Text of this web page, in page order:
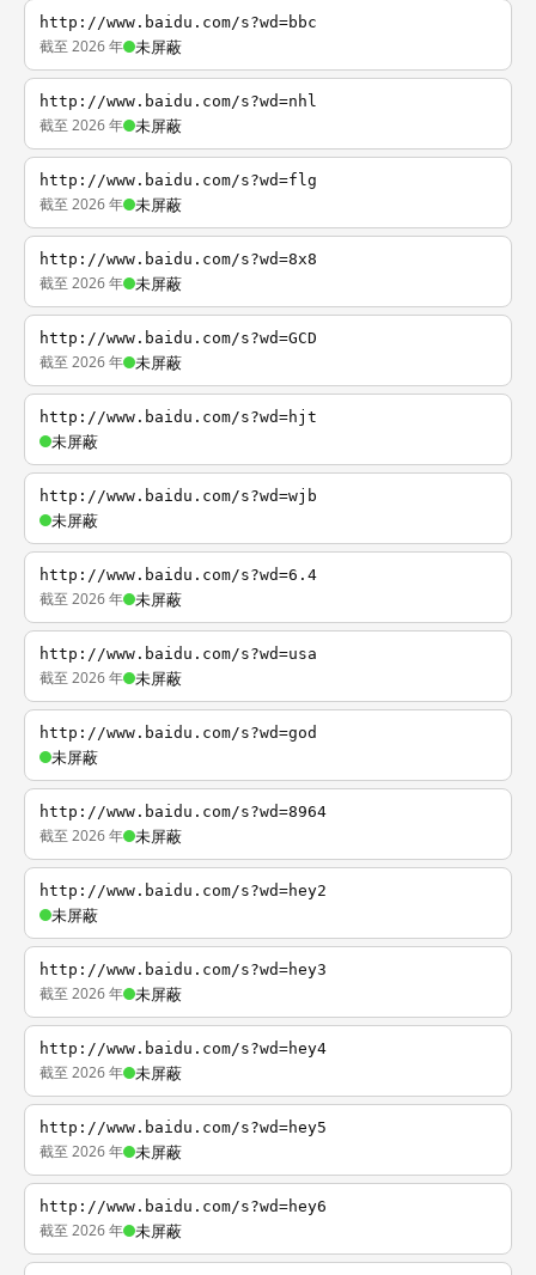
http://www.baidu.com/s?wd=bbc
截至 2026 年 未屏蔽
http://www.baidu.com/s?wd=nhl
截至 2026 年 未屏蔽
http://www.baidu.com/s?wd=flg
截至 2026 年 未屏蔽
http://www.baidu.com/s?wd=8x8
截至 2026 年 未屏蔽
http://www.baidu.com/s?wd=GCD
截至 2026 年 未屏蔽
http://www.baidu.com/s?wd=hjt
未屏蔽
http://www.baidu.com/s?wd=wjb
未屏蔽
http://www.baidu.com/s?wd=6.4
截至 2026 年 未屏蔽
http://www.baidu.com/s?wd=usa
截至 2026 年 未屏蔽
http://www.baidu.com/s?wd=god
未屏蔽
http://www.baidu.com/s?wd=8964
截至 2026 年 未屏蔽
http://www.baidu.com/s?wd=hey2
未屏蔽
http://www.baidu.com/s?wd=hey3
截至 2026 年 未屏蔽
http://www.baidu.com/s?wd=hey4
截至 2026 年 未屏蔽
http://www.baidu.com/s?wd=hey5
截至 2026 年 未屏蔽
http://www.baidu.com/s?wd=hey6
截至 2026 年 未屏蔽